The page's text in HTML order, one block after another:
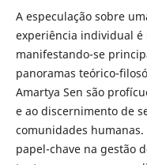
A especulação sobre
experiência individual é
manifestando-se
panoramas teórico-
Amartya Sen são
e ao discernimento de
comunidades
papel-chave na gestão